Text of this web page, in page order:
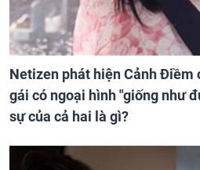
Netizen phát hiện Cảnh Điềm
gái có ngoại hình "giống như
sự của cả hai là gì?